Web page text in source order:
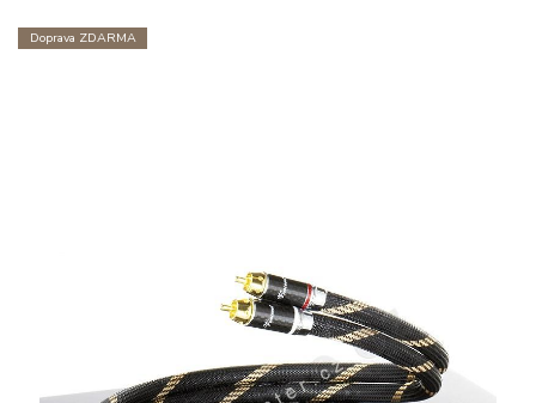
Doprava ZDARMA